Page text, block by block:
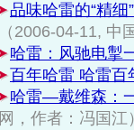
品味哈雷的“精
（2006-04-11,
哈雷：风驰电掣
百年哈雷 哈雷百
哈雷—戴维森：
网，作者：冯国江